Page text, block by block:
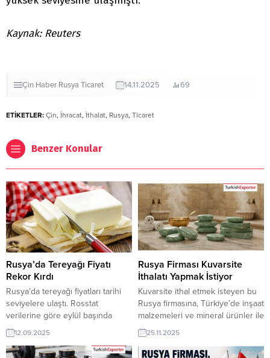
Kaynak: Reuters
Çin Haber Rusya Ticaret 14.11.2025 69
ETİKETLER: Çin, İhracat, İthalat, Rusya, Ticaret
Benzer Konular
Rusya’da Tereyağı Fiyatı
Rekor Kırdı
Rusya’da tereyağı fiyatları tarihi
seviyelere ulaştı. Rosstat
verilerine göre eylül başında
kilogram fiyatı 1200 rubleyi (585
lira) geçti, bu da geçen yılın ocak
ayından bu yana yüzde 40’lık,
12.09.2025
Rusya Firması Kuvarsite
İthalatı Yapmak İstiyor
Kuvarsite ithal etmek isteyen bu
Rusya firmasına, Türkiye’de inşaat
malzemeleri ve mineral ürünler ile
kuvarsite üreticisi veya tedarikçisi
olan ihracatçı firmalar teklif
sunabilirler. Yeni bir ihracat pazarı
25.11.2025